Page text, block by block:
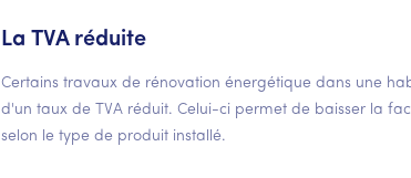
La TVA réduite
Certains travaux de rénovation énergétique dans une
d'un taux de TVA réduit. Celui-ci permet de baisser la
selon le type de produit installé.